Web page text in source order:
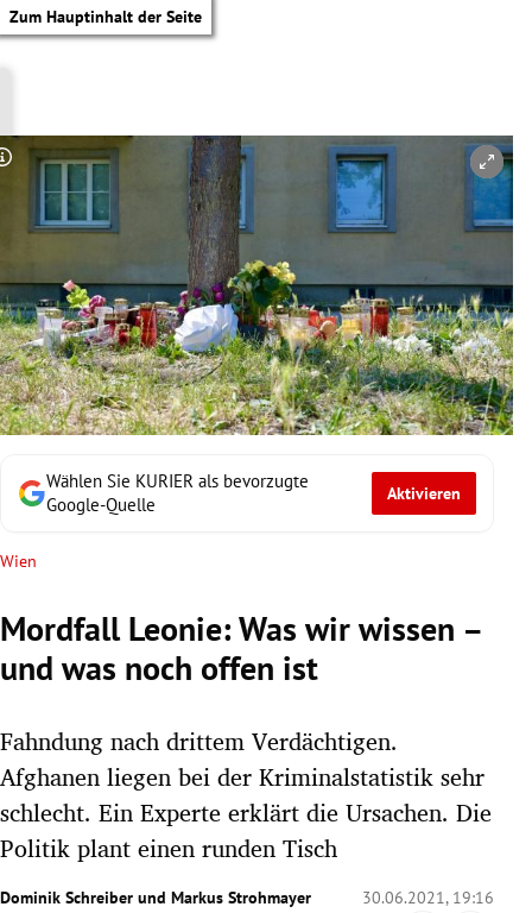
Zum Hauptinhalt der Seite
Untermenü
Untermenü
Untermenü
Untermenü
Untermenü
Untermenü
Untermenü
Untermenü
Wählen Sie KURIER als bevorzugte
Google-Quelle
Aktivieren
Wien
Mordfall Leonie: Was wir wissen –
und was noch offen ist
Fahndung nach drittem Verdächtigen.
Afghanen liegen bei der Kriminalstatistik sehr
schlecht. Ein Experte erklärt die Ursachen. Die
Politik plant einen runden Tisch
Dominik Schreiber und Markus Strohmayer 30.06.2021, 19:16
Copyright-Hinweis öffnen/schließen